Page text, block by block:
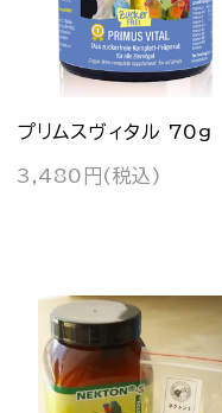
プリムスヴィタル 70g
3,480円(税込)